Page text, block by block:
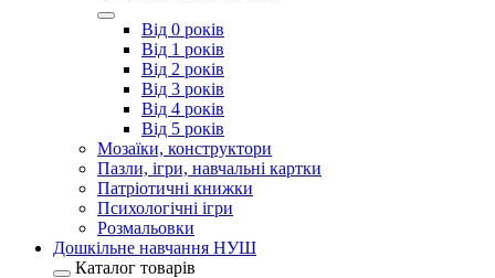
Від 0 років
Від 1 років
Від 2 років
Від 3 років
Від 4 років
Від 5 років
Мозаїки, конструктори
Пазли, ігри, навчальні картки
Патріотичні книжки
Психологічні ігри
Розмальовки
Дошкільне навчання НУШ
Каталог товарів